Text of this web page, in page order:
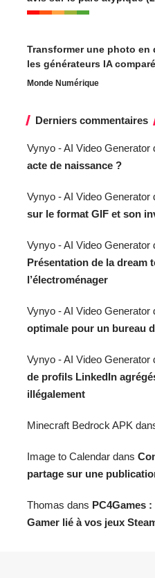
Transformer une photo en
les générateurs IA
Monde Numérique
Derniers commentaires
Vynyo - AI Video Generator
acte de naissance ?
Vynyo - AI Video Generator
sur le format GIF et son
Vynyo - AI Video Generator
Présentation de la dream
l’électroménager
Vynyo - AI Video Generator
optimale pour un bureau
Vynyo - AI Video Generator
de profils LinkedIn
illégalement
Minecraft Bedrock APK
Image to Calendar dans
partage sur une
Thomas dans PC4Games
Gamer lié à vos jeux